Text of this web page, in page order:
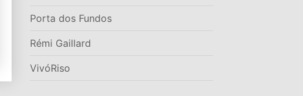
Porta dos Fundos
Rémi Gaillard
VivóRiso